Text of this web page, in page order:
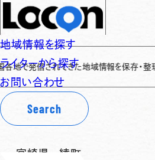
地域情報を探す
ライターから探す
お問い合わせ
Search
れてきた地域情報を保存・整理し、継続的
宮崎県 -綾町